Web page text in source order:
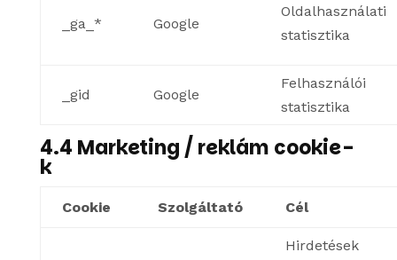
_ga_ * Google
Oldalhasználati
statisztika
_gid Google
Felhasználói
statisztika
4.4 Marketing / reklám cookie-
k
Cookie Szolgáltató Cél
Hirdetések